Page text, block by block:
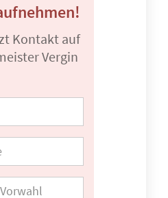
Kontakt auf
Vergin